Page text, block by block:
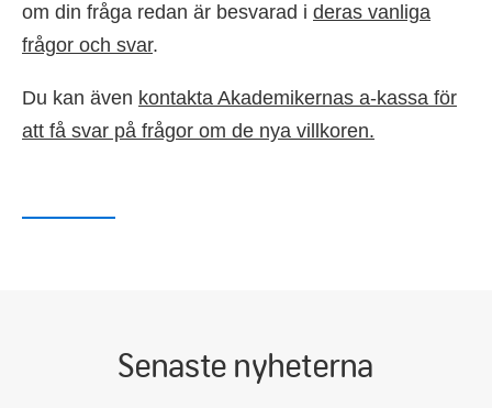
om din fråga redan är besvarad i deras vanliga
frågor och svar.
Du kan även kontakta Akademikernas a-kassa för
att få svar på frågor om de nya villkoren.
Senaste nyheterna